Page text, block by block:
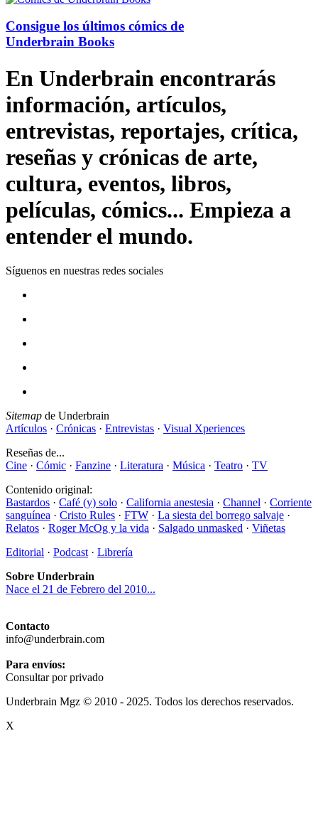
Consigue los últimos cómics de
Underbrain Books
En Underbrain encontrarás
información, artículos,
entrevistas, reportajes, crítica,
reseñas y crónicas de arte,
cultura, eventos, libros,
películas, cómics... Empieza a
entender el mundo.
Síguenos en nuestras redes sociales
Sitemap de Underbrain
Artículos · Crónicas · Entrevistas · Visual Xperiences
Reseñas de...
Cine · Cómic · Fanzine · Literatura · Música · Teatro · TV
Contenido original:
Bastardos · Café (y) solo · California anestesia · Channel · Corriente
sanguínea · Cristo Rules · FTW · La siesta del borrego salvaje ·
Relatos · Roger McOg y la vida · Salgado unmasked · Viñetas
Editorial · Podcast · Librería
Sobre Underbrain
Nace el 21 de Febrero del 2010...
Contacto
info@underbrain.com
Para envíos:
Consultar por privado
Underbrain Mgz © 2010 - 2025. Todos los derechos reservados.
X